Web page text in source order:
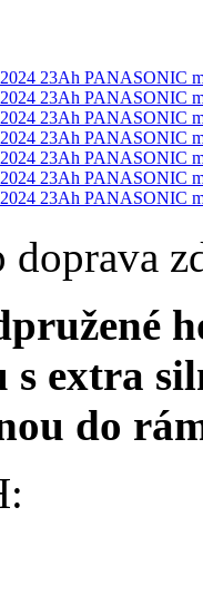
doprava
extra
do